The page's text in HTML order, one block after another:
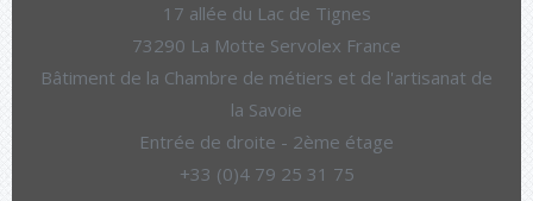
17 allée du Lac de Tignes
73290 La Motte Servolex France
Bâtiment de la Chambre de métiers et de l'artisanat de
la Savoie
Entrée de droite - 2ème étage
+33 (0)4 79 25 31 75